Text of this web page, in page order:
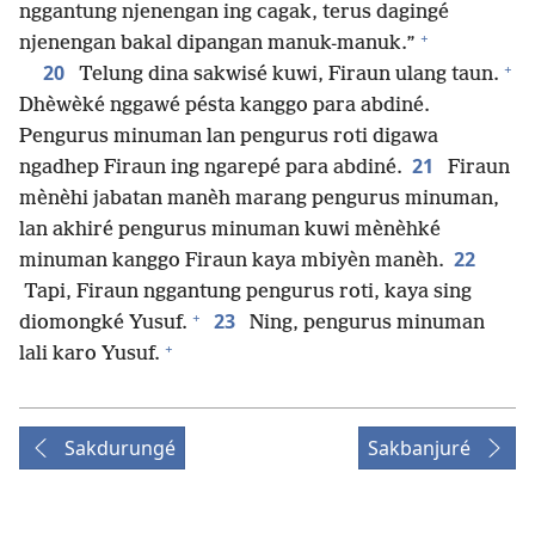
nggantung njenengan ing cagak, terus dagingé
njenengan bakal dipangan manuk-manuk.” +
20 Telung dina sakwisé kuwi, Firaun ulang taun. +
Dhèwèké nggawé pésta kanggo para abdiné.
Pengurus minuman lan pengurus roti digawa
ngadhep Firaun ing ngarepé para abdiné. 21
Firaun
mènèhi jabatan manèh marang pengurus minuman,
lan akhiré pengurus minuman kuwi mènèhké
minuman kanggo Firaun kaya mbiyèn manèh. 22
Tapi, Firaun nggantung pengurus roti, kaya sing
diomongké Yusuf. + 23
Ning, pengurus minuman
lali karo Yusuf. +
Sakdurungé Sakbanjuré